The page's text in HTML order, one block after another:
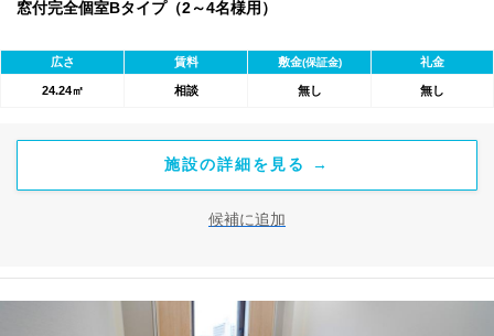
窓付完全個室Bタイプ（2～4名様用）
広さ 賃料 敷金(保証金) 礼金
24.24㎡ 相談 無し 無し
施設の詳細を見る →
候補に追加